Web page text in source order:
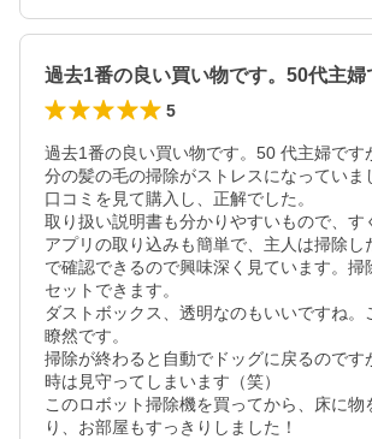
過去1番の良い買い物です。50代主
5
過去1番の良い買い物です。50 代主婦です
分の髪の毛の掃除がストレスになっていま
口コミを見て購入し、正解でした。
取り扱い説明書も分かりやすいもので、す
アプリの取り込みも簡単で、主人は掃除し
で確認できるので興味深く見ています。掃
セットできます。
ダストボックス、透明なのもいいですね。
瞭然です。
掃除が終わると自動でドッグに戻るのです
時は見守ってしまいます（笑）
このロボット掃除機を買ってから、床に物
り、お部屋もすっきりしました！